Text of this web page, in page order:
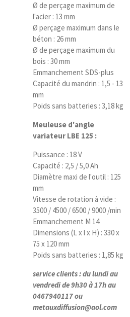
Ø de perçage maximum de
l'acier : 13 mm
Ø perçage maximum dans le
béton : 26 mm
Ø de perçage maximum du
bois : 30 mm
Emmanchement SDS-plus
Capacité du mandrin : 1,5 - 13
mm
Poids sans batteries : 3,18 kg
Meuleuse d'angle
variateur LBE 125 :
Puissance : 18 V
Capacité : 2,5 / 5,0 Ah
Diamètre maxi de l'outil : 125
mm
Vitesse de rotation à vide :
3500 / 4500 / 6500 / 9000 /min
Emmanchement M 14
Dimensions (L x l x H) : 330 x
75 x 120 mm
Poids sans batteries : 1,85 kg
service clients : du lundi au
vendredi de 9h30 à 17h au
0467940117 ou
metauxdiffusion@aol.com